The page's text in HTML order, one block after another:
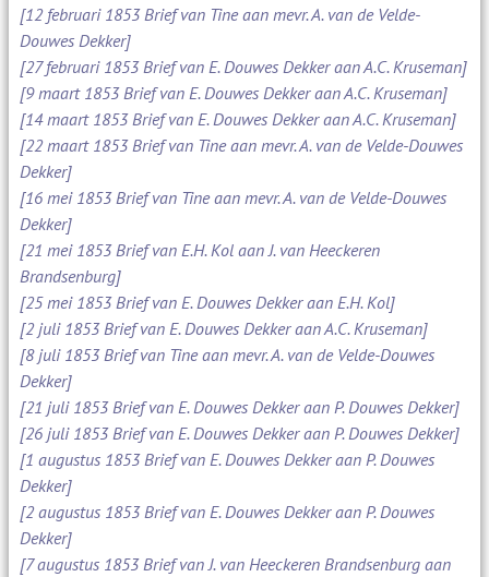
[12 februari 1853 Brief van Tine aan mevr. A. van de Velde-
Douwes Dekker]
[27 februari 1853 Brief van E. Douwes Dekker aan A.C. Kruseman]
[9 maart 1853 Brief van E. Douwes Dekker aan A.C. Kruseman]
[14 maart 1853 Brief van E. Douwes Dekker aan A.C. Kruseman]
[22 maart 1853 Brief van Tine aan mevr. A. van de Velde-Douwes
Dekker]
[16 mei 1853 Brief van Tine aan mevr. A. van de Velde-Douwes
Dekker]
[21 mei 1853 Brief van E.H. Kol aan J. van Heeckeren
Brandsenburg]
[25 mei 1853 Brief van E. Douwes Dekker aan E.H. Kol]
[2 juli 1853 Brief van E. Douwes Dekker aan A.C. Kruseman]
[8 juli 1853 Brief van Tine aan mevr. A. van de Velde-Douwes
Dekker]
[21 juli 1853 Brief van E. Douwes Dekker aan P. Douwes Dekker]
[26 juli 1853 Brief van E. Douwes Dekker aan P. Douwes Dekker]
[1 augustus 1853 Brief van E. Douwes Dekker aan P. Douwes
Dekker]
[2 augustus 1853 Brief van E. Douwes Dekker aan P. Douwes
Dekker]
[7 augustus 1853 Brief van J. van Heeckeren Brandsenburg aan